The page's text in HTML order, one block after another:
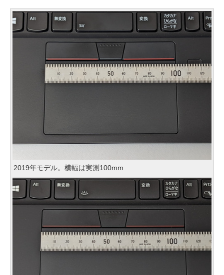
2019年モデル。横幅は実測100mm